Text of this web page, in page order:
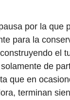
por la que
para la
el
de
que en
terminan